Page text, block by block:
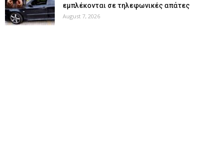
εμπλέκονται σε τηλεφωνικές απάτες
August 7, 2026